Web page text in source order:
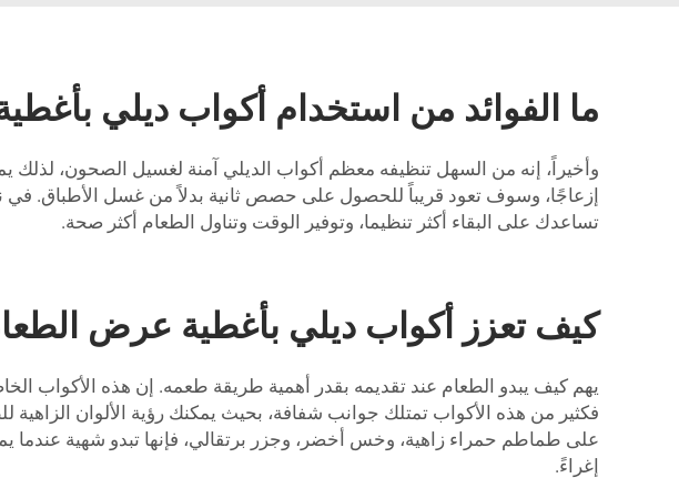
ما الفوائد من استخدام أكواب ديلي
وأخيراً، إنه من السهل تنظيفه معظم أكواب الديلي آمنة لغسيل الصحون،
إزعاجًا، وسوف تعود قريباً للحصول على حصص ثانية بدلاً من غسل الأطباق. في
تساعدك على البقاء أكثر تنظيما، وتوفير الوقت وتناول الطعام أكثر صحة.
كيف تعزز أكواب ديلي بأغطية عرض
يهم كيف يبدو الطعام عند تقديمه بقدر أهمية طريقة طعمه. إن هذه الأكواب
فكثير من هذه الأكواب تمتلك جوانب شفافة، بحيث يمكنك رؤية الألوان الزاهية
إغراءً.